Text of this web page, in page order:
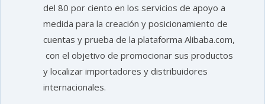
del 80 por ciento en los servicios de apoyo a
medida para la creación y posicionamiento de
cuentas y prueba de la plataforma Alibaba.com,
con el objetivo de promocionar sus productos
y localizar importadores y distribuidores
internacionales.